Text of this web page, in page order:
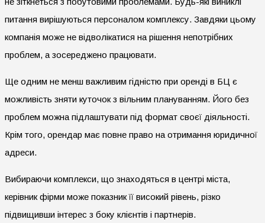
питання вирішуються персоналом комплексу. Завдяки цьому
компанія може не відволікатися на рішення непотрібних
проблем, а зосереджено працювати.
Ще одним не менш важливим гідністю при оренді в БЦ є
можливість зняти куточок з вільним плануванням. Його без
проблем можна підлаштувати під формат своєї діяльності.
Крім того, орендар має повне право на отримання юридичної
адреси.
Вибираючи комплекси, що знаходяться в центрі міста,
керівник фірми може показник її високий рівень, різко
підвищивши інтерес з боку клієнтів і партнерів.